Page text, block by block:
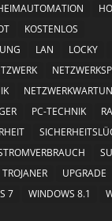
KOSTENLOS
LAN LOCKY
PC-TECHNIK
TROJANER UPGRADE
7 WINDOWS 8.1